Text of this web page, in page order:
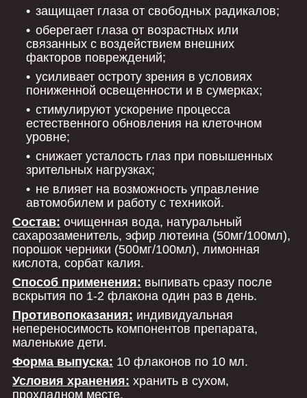
защищает глаза от свободных радикалов;
оберегает глаза от возрастных или
связанных с воздействием внешних
факторов повреждений;
усиливает остроту зрения в условиях
пониженной освещенности и в сумерках;
стимулируют ускорение процесса
естественного обновления на клеточном
уровне;
снижает усталость глаз при повышенных
зрительных нагрузках;
не влияет на возможность управление
автомобилем и работу с техникой.
Состав: очищенная вода, натуральный
сахарозаменитель, эфир лютеина (50мг/100мл),
порошок черники (500мг/100мл), лимонная
кислота, сорбат калия.
Способ применения: выпивать сразу после
вскрытия по 1-2 флакона один раз в день.
Противопоказания: индивидуальная
непереносимость компонентов препарата,
маленькие дети.
Форма выпуска: 10 флаконов по 10 мл.
Условия хранения: хранить в сухом,
прохладном месте.